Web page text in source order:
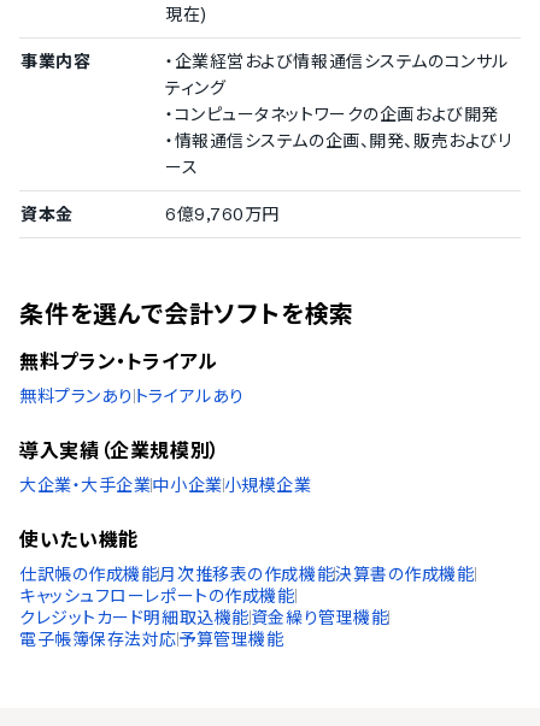
入出金処理のCSV取込機能
入出金処理のExcel取込機能
銀行口座明細取込機能
クレジットカード明細取込機能
電子マネー取引の取込機能
ネットショップの売上連携取込機能
領収書画像認識・取込機能
請求書画像認識・取込機能
資金繰り管理機能
証憑の電子保管
請求書の作成機能
労務管理機能
年末調整書類の作成機能
勤怠管理機能
経費精算機能
マイナンバー管理機能
法人設立支援機能
会社設立書類の提供
現在)
事業内容
・企業経営および情報通信システムのコンサル
ティング
・コンピュータネットワークの企画および開発
・情報通信システムの企画、開発、販売およびリ
ース
資本金 6億9,760万円
条件を選んで会計ソフトを検索
無料プラン・トライアル
無料プランあり トライアルあり
導入実績（企業規模別）
大企業・大手企業中小企業小規模企業
使いたい機能
仕訳帳の作成機能月次推移表の作成機能決算書の作成機能
キャッシュフローレポートの作成機能
クレジットカード明細取込機能資金繰り管理機能
電子帳簿保存法対応予算管理機能